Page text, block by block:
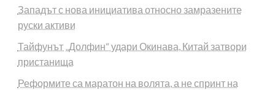
Западът с нова инициатива относно замразените
руски активи
Тайфунът „Долфин“ удари Окинава, Китай затвори
пристанища
Реформите са маратон на волята, а не спринт на